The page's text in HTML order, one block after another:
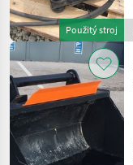
Použitý stroj